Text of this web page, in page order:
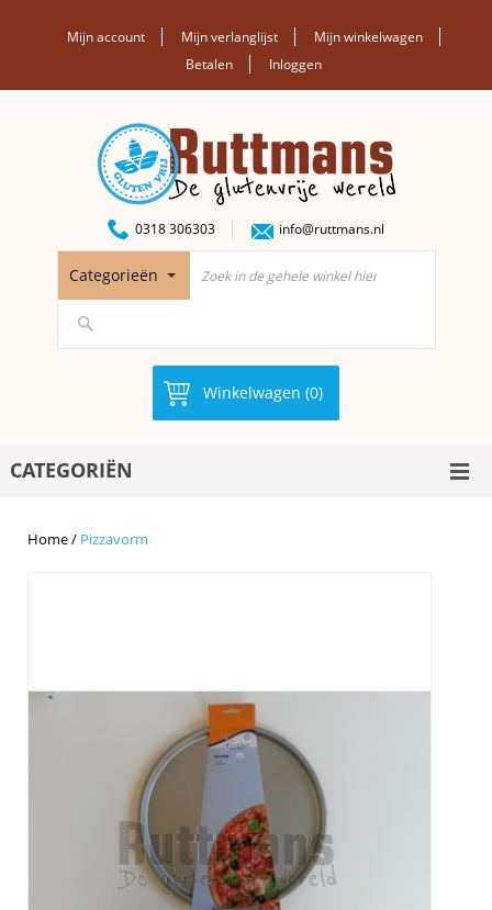
Mijn account Mijn verlanglijst
Mijn winkelwagen
Betalen
Inloggen
0318 306303 info@ruttmans.nl
Categorieën
Winkelwagen (0)
CATEGORIËN
Home/ Pizzavorm